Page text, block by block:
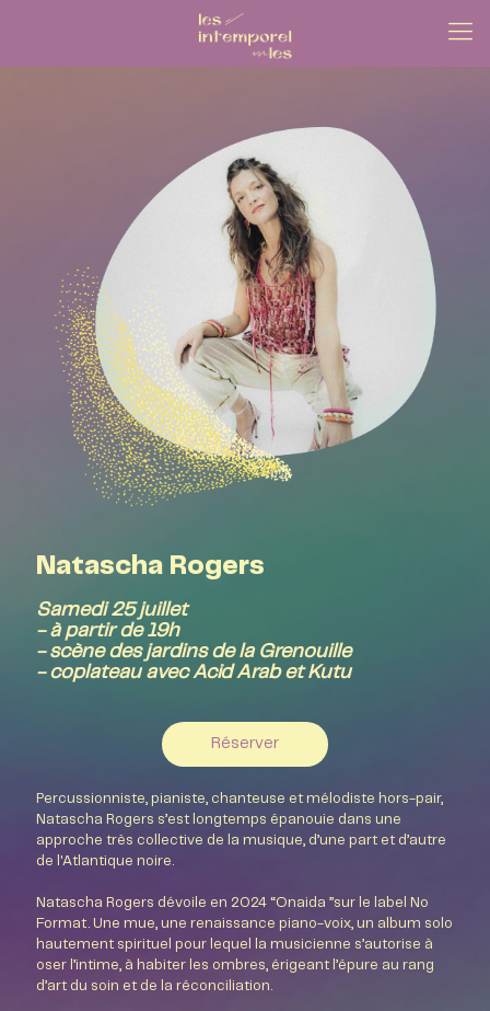
Natascha Rogers
Samedi 25 juillet
- à partir de 19h
- scène des jardins de la Grenouille
- coplateau avec Acid Arab et Kutu
Réserver
Percussionniste, pianiste, chanteuse et mélodiste hors-pair,
Natascha Rogers s’est longtemps épanouie dans une
approche très collective de la musique, d’une part et d’autre
de l'Atlantique noire.
Natascha Rogers dévoile en 2024 “Onaida ”sur le label No
Format. Une mue, une renaissance piano-voix, un album solo
hautement spirituel pour lequel la musicienne s’autorise à
oser l’intime, à habiter les ombres, érigeant l’épure au rang
d’art du soin et de la réconciliation.